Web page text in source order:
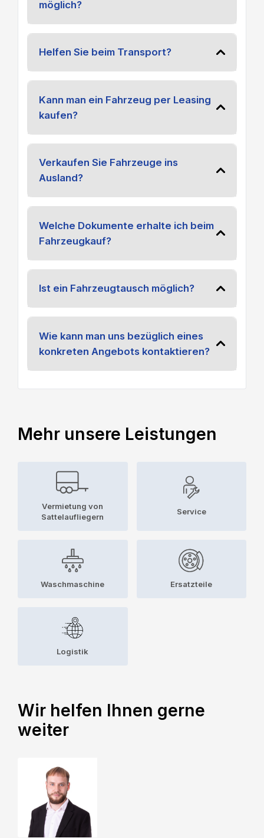
möglich?
Helfen Sie beim Transport?
Kann man ein Fahrzeug per Leasing
kaufen?
Verkaufen Sie Fahrzeuge ins
Ausland?
Welche Dokumente erhalte ich beim
Fahrzeugkauf?
Ist ein Fahrzeugtausch möglich?
Wie kann man uns bezüglich eines
konkreten Angebots kontaktieren?
Mehr unsere Leistungen
Vermietung von
Sattelaufliegern
Service
Waschmaschine Ersatzteile
Logistik
Wir helfen Ihnen gerne
weiter